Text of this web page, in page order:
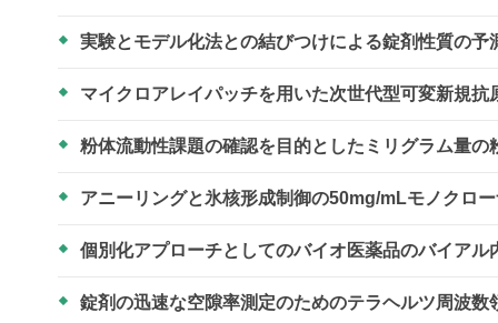
実験とモデル化法との結びつけによる錠剤性質の予
マイクロアレイパッチを用いた次世代型可変新規
粉体流動性課題の確認を目的としたミリグラム量
アニーリングと氷核形成制御の50mg/mLモノクロ
個別化アプローチとしてのバイオ医薬品のバイア
錠剤の迅速な空隙率測定のためのテラヘルツ周波数